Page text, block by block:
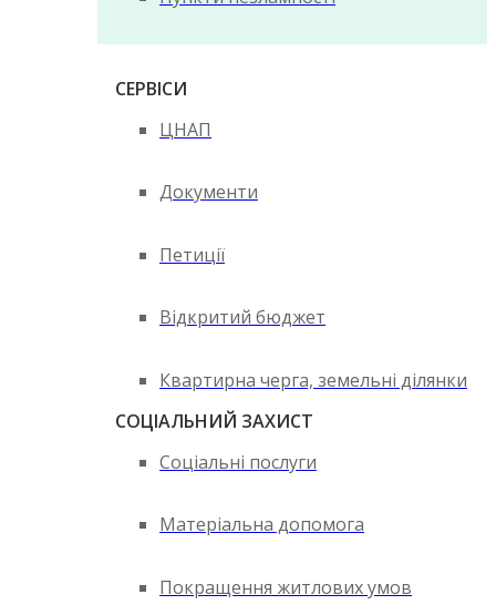
СЕРВІСИ
ЦНАП
Документи
Петиції
Відкритий бюджет
Квартирна черга, земельні ділянки
СОЦІАЛЬНИЙ ЗАХИСТ
Соціальні послуги
Матеріальна допомога
Покращення житлових умов